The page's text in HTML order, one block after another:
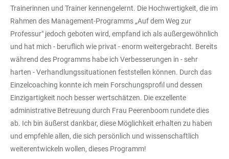
Trainerinnen und Trainer kennengelernt. Die Hochwertigkeit, die im
Rahmen des Management-Programms „Auf dem Weg zur
Professur" jedoch geboten wird, empfand ich als außergewöhnlich
und hat mich - beruflich wie privat - enorm weitergebracht. Bereits
während des Programms habe ich Verbesserungen in - sehr
harten - Verhandlungssituationen feststellen können. Durch das
Einzelcoaching konnte ich mein Forschungsprofil und dessen
Einzigartigkeit noch besser wertschätzen. Die exzellente
administrative Betreuung durch Frau Peerenboom rundete dies
ab. Ich bin äußerst dankbar, diese Möglichkeit erhalten zu haben
und empfehle allen, die sich persönlich und wissenschaftlich
weiterentwickeln wollen, dieses Programm!